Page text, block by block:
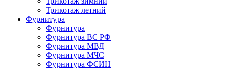
Трикотаж летний
Фурнитура
Фурнитура
Фурнитура ВС РФ
Фурнитура МВД
Фурнитура МЧС
Фурнитура ФСИН